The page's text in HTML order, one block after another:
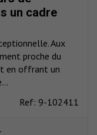
un cadre
Aux
proche du
en offrant un
Ref: 9-102411